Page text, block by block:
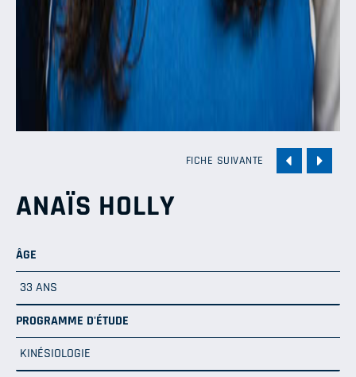
FICHE SUIVANTE
ANAÏS HOLLY
ÂGE
33 ANS
PROGRAMME D'ÉTUDE
KINÉSIOLOGIE